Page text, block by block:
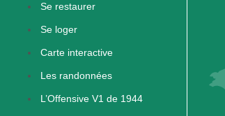
Se restaurer
Se loger
Carte interactive
Les randonnées
L’Offensive V1 de 1944